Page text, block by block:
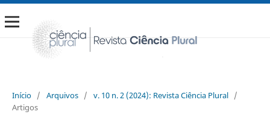
Início / Arquivos / v. 10 n. 2 (2024): Revista Ciência Plural /
Artigos